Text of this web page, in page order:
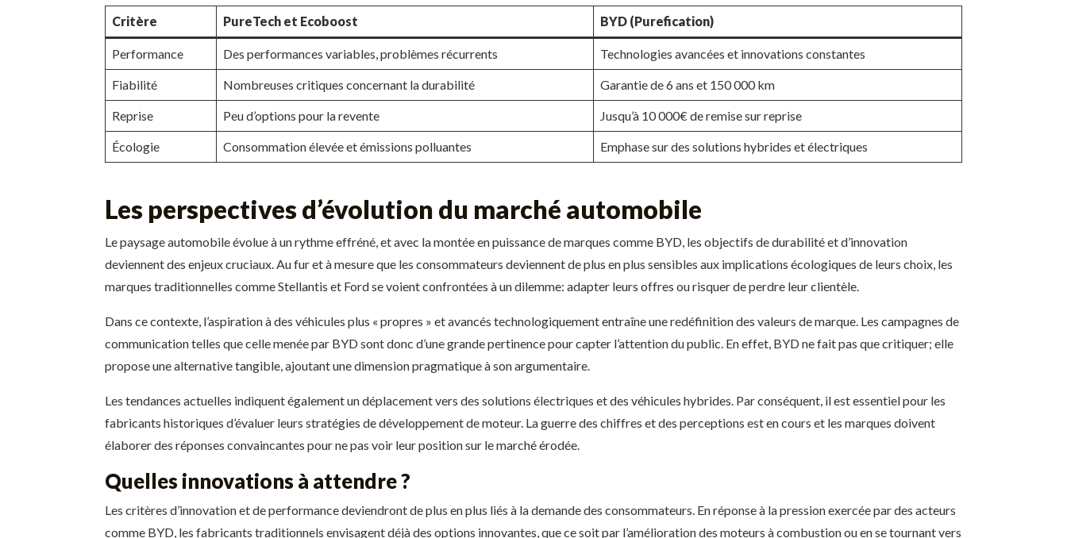
Critère PureTech et Ecoboost BYD (Purefication)
Performance Des performances variables, problèmes récurrents Technologies avancées et innovations constantes
Fiabilité Nombreuses critiques concernant la durabilité Garantie de 6 ans et 150 000 km
Reprise Peu d’options pour la revente Jusqu’à 10 000€ de remise sur reprise
Écologie Consommation élevée et émissions polluantes Emphase sur des solutions hybrides et électriques
Les perspectives d’évolution du marché automobile
Le paysage automobile évolue à un rythme effréné, et avec la montée en puissance de marques comme BYD, les objectifs de durabilité et d’innovation
deviennent des enjeux cruciaux. Au fur et à mesure que les consommateurs deviennent de plus en plus sensibles aux implications écologiques de leurs choix, les
marques traditionnelles comme Stellantis et Ford se voient confrontées à un dilemme: adapter leurs offres ou risquer de perdre leur clientèle.
Dans ce contexte, l’aspiration à des véhicules plus « propres » et avancés technologiquement entraîne une redéfinition des valeurs de marque. Les campagnes de
communication telles que celle menée par BYD sont donc d’une grande pertinence pour capter l’attention du public. En effet, BYD ne fait pas que critiquer; elle
propose une alternative tangible, ajoutant une dimension pragmatique à son argumentaire.
Les tendances actuelles indiquent également un déplacement vers des solutions électriques et des véhicules hybrides. Par conséquent, il est essentiel pour les
fabricants historiques d’évaluer leurs stratégies de développement de moteur. La guerre des chiffres et des perceptions est en cours et les marques doivent
élaborer des réponses convaincantes pour ne pas voir leur position sur le marché érodée.
Quelles innovations à attendre ?
Les critères d’innovation et de performance deviendront de plus en plus liés à la demande des consommateurs. En réponse à la pression exercée par des acteurs
comme BYD, les fabricants traditionnels envisagent déjà des options innovantes, que ce soit par l’amélioration des moteurs à combustion ou en se tournant vers